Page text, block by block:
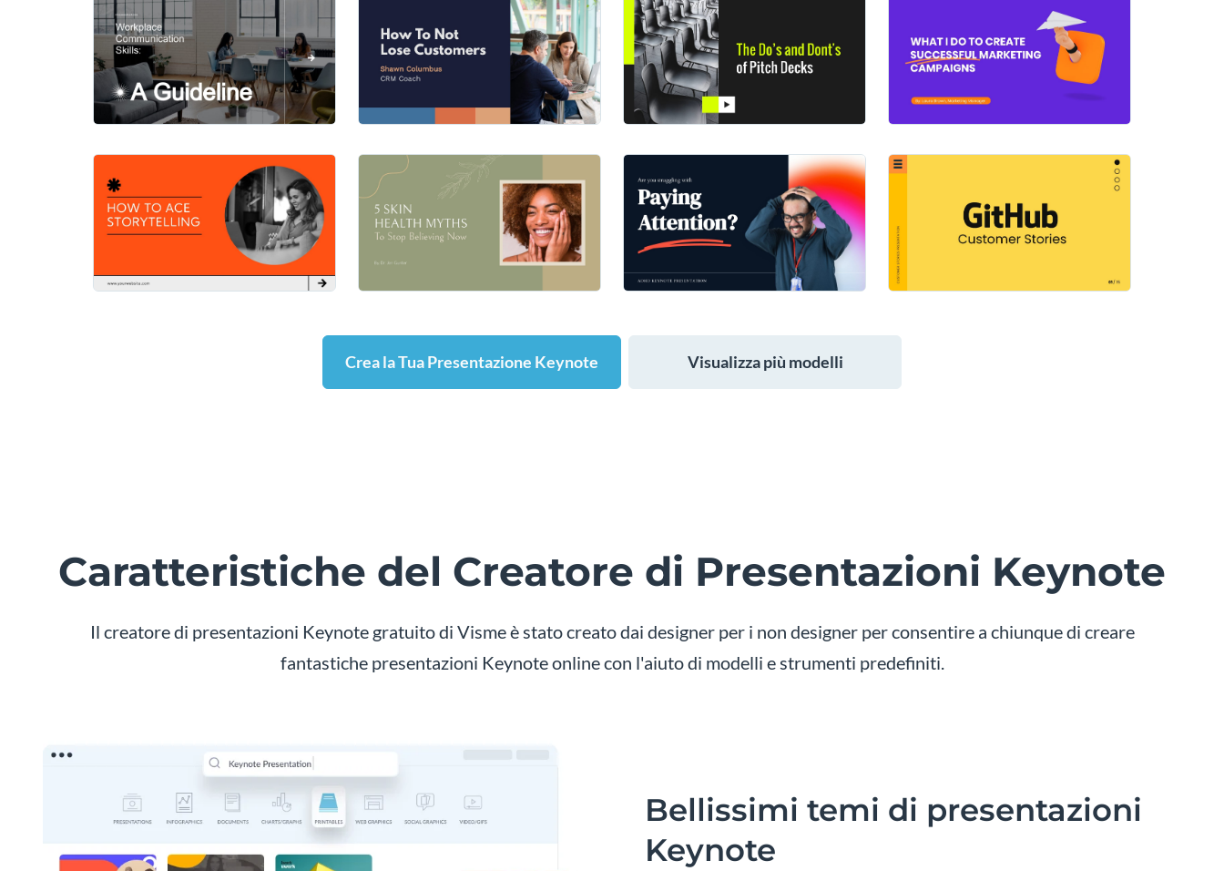
Crea la Tua Presentazione Keynote Visualizza più modelli
Caratteristiche del Creatore di Presentazioni Keynote
Il creatore di presentazioni Keynote gratuito di Visme è stato creato dai designer per i non designer per consentire a chiunque di creare
fantastiche presentazioni Keynote online con l'aiuto di modelli e strumenti predefiniti.
Bellissimi temi di presentazioni
Keynote